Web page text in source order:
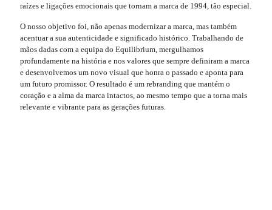
raízes e ligações emocionais que tornam a marca de 1994, tão especial.
O nosso objetivo foi, não apenas modernizar a marca, mas também
acentuar a sua autenticidade e significado histórico. Trabalhando de
mãos dadas com a equipa do Equilibrium, mergulhamos
profundamente na história e nos valores que sempre definiram a marca
e desenvolvemos um novo visual que honra o passado e aponta para
um futuro promissor. O resultado é um rebranding que mantém o
coração e a alma da marca intactos, ao mesmo tempo que a torna mais
relevante e vibrante para as gerações futuras.